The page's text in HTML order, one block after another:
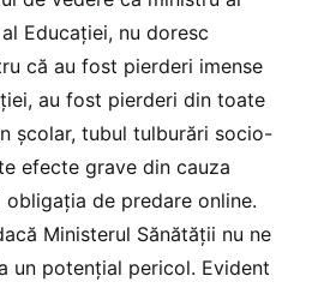
Educației, nu doresc
că au fost pierderi imense
au fost pierderi din toate
școlar, tubul tulburări socio-
efecte grave din cauza
de predare online.
Ministerul Sănătății nu ne
un potențial pericol. Evident